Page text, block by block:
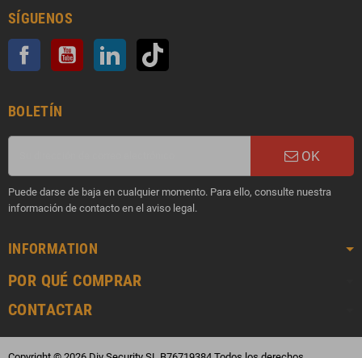
SÍGUENOS
Facebook YouTube LinkedIn
BOLETÍN
OK
Puede darse de baja en cualquier momento. Para ello, consulte nuestra
información de contacto en el aviso legal.
INFORMATION
POR QUÉ COMPRAR
CONTACTAR